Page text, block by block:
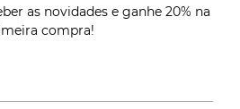
as novidades e ganhe 20% na
compra!